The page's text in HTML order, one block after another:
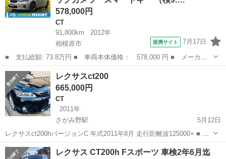
578,000円
CT
91,800km
2012年
相模原市
提携サイト 7月17日
■ 支払総額: 73.8万円 ■ 車両本体価格： 578,000 円 ■ メーカー
名： レクサス ■ 車種名： ＣＴ ■ グレード名： ＣＴ２００
ｈ ＨＤＤナビ バックカメラ スマートキー ■ 排気量： 1800cc
■ ...
神奈川 相模原市
レクサスct200
665,000円
CT
2011年
さがみ野駅
5月12日
レクサスct200hバージョンC 年式2011年8月 走行距離波125000+ ■ 支
払総額: コミコミ66.5万円 ■ メーカー名： レクサス ■ 車種名：
ＣＴ ■ グレード名： ＣＴ２００ｈ...
神奈川 綾瀬市 さがみ野駅 CT 走行距離
レクサス CT200h Fスポーツ 車検2年6月迄